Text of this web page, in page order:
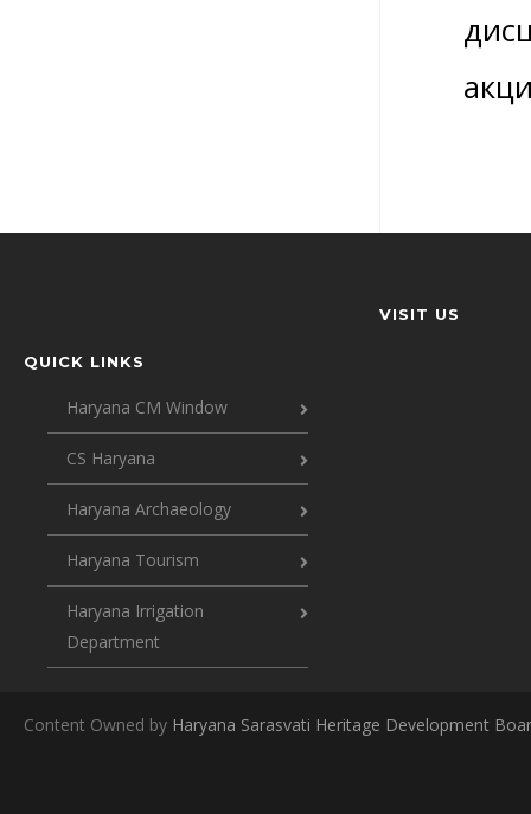
QUICK LINKS
Haryana CM Window
CS Haryana
Haryana Archaeology
Haryana Tourism
Haryana Irrigation
Department
VISIT US
Content Owned by Haryana Sarasvati Heritage Development